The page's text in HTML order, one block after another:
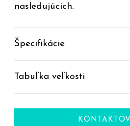
nasledujúcich.
Špecifikácie
Tabuľka veľkosti